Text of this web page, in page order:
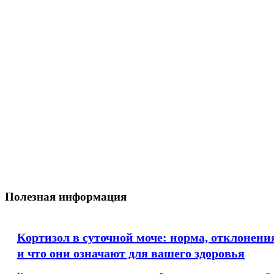
Полезная информация
Кортизол в суточной моче: норма,
и что они означают для вашего здоровья